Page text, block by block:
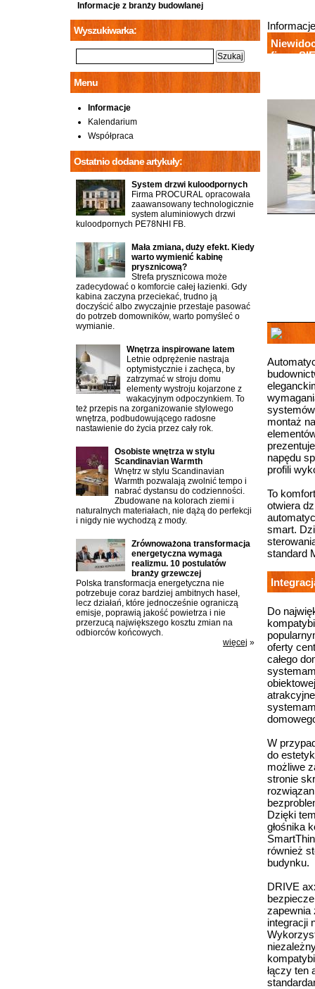
Informacje z branży budowlanej
firmy
montaż
napędu
profili
To
otwiera
smart.
standard
Do
oferty
całego
W
do
możliwe
stronie
Dzięki
głośnika
również
budynku.
DRIVE
zapewnia
integracji
łączy ten
Wyszukiwarka:
Menu
Informacje
Kalendarium
Współpraca
Ostatnio dodane artykuły:
System drzwi kuloodpornych
Firma PROCURAL opracowała
zaawansowany technologicznie
system aluminiowych drzwi
kuloodpornych PE78NHI FB.
Mała zmiana, duży efekt. Kiedy
warto wymienić kabinę
prysznicową?
Strefa prysznicowa może
zadecydować o komforcie całej łazienki. Gdy
kabina zaczyna przeciekać, trudno ją
doczyścić albo zwyczajnie przestaje pasować
do potrzeb domowników, warto pomyśleć o
wymianie.
Wnętrza inspirowane latem
Letnie odprężenie nastraja
optymistycznie i zachęca, by
zatrzymać w stroju domu
elementy wystroju kojarzone z
wakacyjnym odpoczynkiem. To
też przepis na zorganizowanie stylowego
wnętrza, podbudowującego radosne
nastawienie do życia przez cały rok.
Osobiste wnętrza w stylu
Scandinavian Warmth
Wnętrz w stylu Scandinavian
Warmth pozwalają zwolnić tempo i
nabrać dystansu do codzienności.
Zbudowane na kolorach ziemi i
naturalnych materiałach, nie dążą do perfekcji
i nigdy nie wychodzą z mody.
Zrównoważona transformacja
energetyczna wymaga
realizmu. 10 postulatów
branży grzewczej
Polska transformacja energetyczna nie
potrzebuje coraz bardziej ambitnych haseł,
lecz działań, które jednocześnie ograniczą
emisje, poprawią jakość powietrza i nie
przerzucą największego kosztu zmian na
odbiorców końcowych.
więcej »